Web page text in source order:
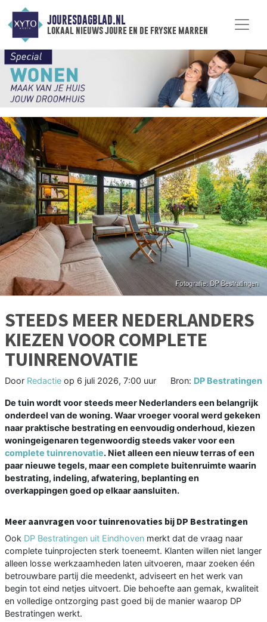
JOURESDAGBLAD.NL
lokaal nieuws joure en de fryske marren
STEEDS MEER NEDERLANDERS
KIEZEN VOOR COMPLETE
TUINRENOVATIE
Door Redactie op 6 juli 2026, 7:00 uur Bron: DP Bestratingen
De tuin wordt voor steeds meer Nederlanders een belangrijk
onderdeel van de woning. Waar vroeger vooral werd gekeken
naar praktische bestrating en eenvoudig onderhoud, kiezen
woningeigenaren tegenwoordig steeds vaker voor een
complete tuinrenovatie. Niet alleen een nieuw terras of een
paar nieuwe tegels, maar een complete buitenruimte waarin
bestrating, indeling, afwatering, beplanting en
overkappingen goed op elkaar aansluiten.
Meer aanvragen voor tuinrenovaties bij DP Bestratingen
Ook DP Bestratingen uit Eindhoven merkt dat de vraag naar
complete tuinprojecten sterk toeneemt. Klanten willen niet langer
alleen losse werkzaamheden laten uitvoeren, maar zoeken één
betrouwbare partij die meedenkt, adviseert en het werk van
begin tot eind netjes uitvoert. Die behoefte aan gemak, kwaliteit
en volledige ontzorging past goed bij de manier waarop DP
Bestratingen werkt.